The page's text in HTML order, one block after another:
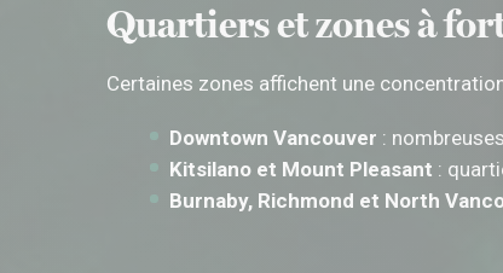
Quartiers et zones à
Certaines zones affichent une
Downtown Vancouver :
Kitsilano et Mount Pleasant :
Burnaby, Richmond et North